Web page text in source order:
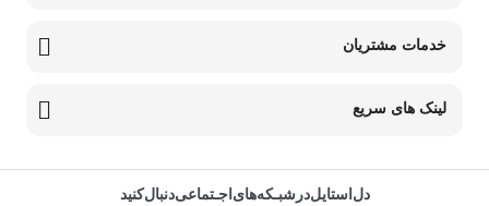
خدمات مشتریان
لینک های سریع
دل‌استایل‌در‌‌شبـکه‌های‌اجـتماعی‌دنبال‌کنید